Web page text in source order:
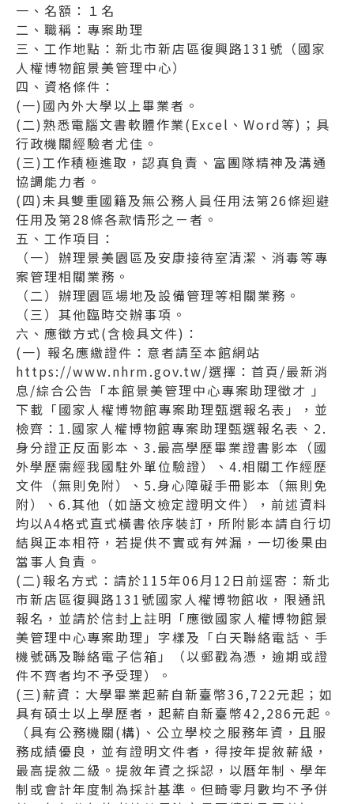
一、名額：１名
二、職稱：專案助理
三、工作地點：新北市新店區復興路131號（國家
人權博物館景美管理中心）
四、資格條件：
(一)國內外大學以上畢業者。
(二)熟悉電腦文書軟體作業(Excel、Word等)；具
行政機關經驗者尤佳。
(三)工作積極進取，認真負責、富團隊精神及溝通
協調能力者。
(四)未具雙重國籍及無公務人員任用法第26條迴避
任用及第28條各款情形之ㄧ者。
五、工作項目：
（一）辦理景美園區及安康接待室清潔、消毒等專
案管理相關業務。
（二）辦理園區場地及設備管理等相關業務。
（三）其他臨時交辦事項。
六、應徵方式(含檢具文件)：
(一) 報名應繳證件：意者請至本館網站
https://www.nhrm.gov.tw/選擇：首頁/最新消
息/綜合公告「本館景美管理中心專案助理徵才 」
下載「國家人權博物館專案助理甄選報名表」，並
檢齊：1.國家人權博物館專案助理甄選報名表、2.
身分證正反面影本、3.最高學歷畢業證書影本（國
外學歷需經我國駐外單位驗證）、4.相關工作經歷
文件（無則免附）、5.身心障礙手冊影本（無則免
附）、6.其他（如語文檢定證明文件），前述資料
均以A4格式直式橫書依序裝訂，所附影本請自行切
結與正本相符，若提供不實或有舛漏，一切後果由
當事人負責。
(二)報名方式：請於115年06月12日前逕寄：新北
市新店區復興路131號國家人權博物館收，限通訊
報名，並請於信封上註明「應徵國家人權博物館景
美管理中心專案助理」字樣及「白天聯絡電話、手
機號碼及聯絡電子信箱」（以郵戳為憑，逾期或證
件不齊者均不予受理）。
(三)薪資：大學畢業起薪自新臺幣36,722元起；如
具有碩士以上學歷者，起薪自新臺幣42,286元起。
（具有公務機關(構)、公立學校之服務年資，且服
務成績優良，並有證明文件者，得按年提敘薪級，
最高提敘二級。提敘年資之採認，以曆年制、學年
制或會計年度制為採計基準。但畸零月數均不予併